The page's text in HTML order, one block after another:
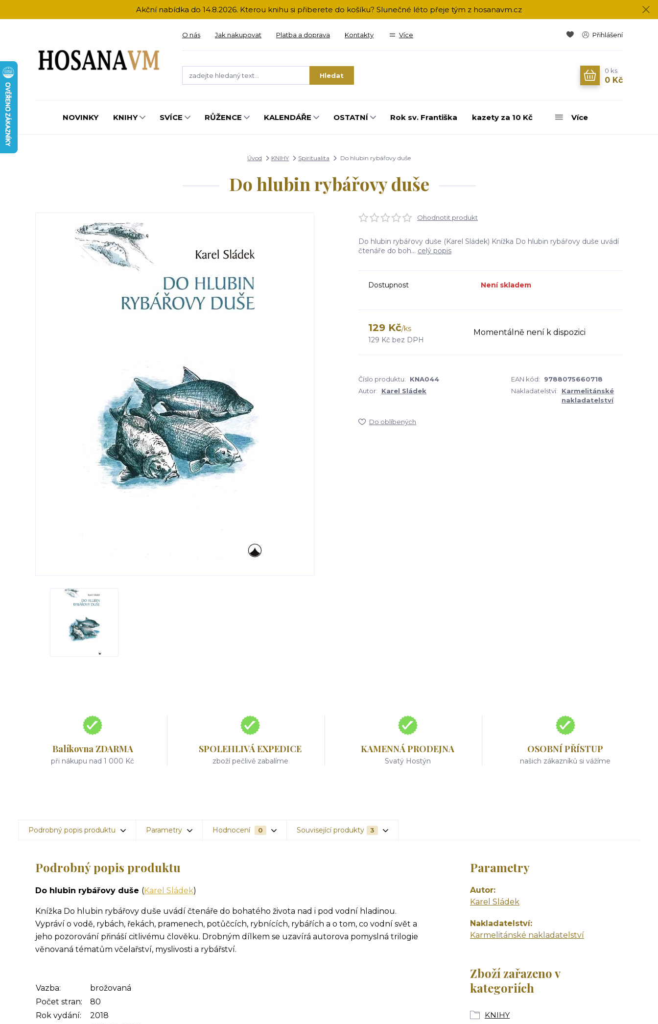
Akční nabídka do 14.8.2026. Kterou knihu si přiberete do košíku? Slunečné léto přeje tým z hosanavm.cz
O nás Jak nakupovat Platba a doprava Kontakty Více Přihlášení
Hledat
0 ks
0 Kč
NOVINKY KNIHY SVÍCE RŮŽENCE KALENDÁŘE OSTATNÍ Rok sv. Františka kazety za 10 Kč Více
Úvod KNIHY Spiritualita Do hlubin rybářovy duše
Do hlubin rybářovy duše
Ohodnotit produkt
Do hlubin rybářovy duše (Karel Sládek) Knížka Do hlubin rybářovy duše uvádí
čtenáře do boh... celý popis
Dostupnost Není skladem
129 Kč/ks
129 Kč bez DPH
Momentálně není k dispozici
Číslo produktu: KNA044 EAN kód:
9788075660718
Autor:
Karel Sládek Nakladatelství:
Karmelitánské
nakladatelství
Do oblíbených
Balíkovna ZDARMA
při nákupu nad 1 000 Kč
SPOLEHLIVÁ EXPEDICE
zboží pečlivě zabalíme
KAMENNÁ PRODEJNA
Svatý Hostýn
OSOBNÍ PŘÍSTUP
našich zákazníků si vážíme
Podrobný popis produktu Parametry Hodnocení 0 Související produkty 3
Podrobný popis produktu
Do hlubin rybářovy duše (Karel Sládek)
Knížka Do hlubin rybářovy duše uvádí čtenáře do bohatého života nad i pod vodní hladinou.
Vypráví o vodě, rybách, řekách, pramenech, potůčcích, rybnících, rybářích a o tom, co vodní svět a
jeho pozorování přináší citlivému člověku. Drobným dílkem se uzavírá autorova pomyslná trilogie
věnovaná tématům včelařství, myslivosti a rybářství.
Vazba:
brožovaná
Počet stran:
80
Rok vydání:
2018
Parametry
Autor
Karel Sládek
Nakladatelství
Karmelitánské nakladatelství
Zboží zařazeno v
kategoriích
KNIHY